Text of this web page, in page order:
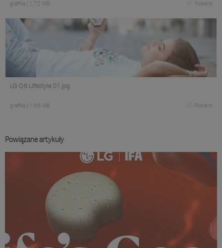
grafika 1,72 MB Pobierz
LG Q6 Lifestyle 01.jpg
grafika 1,96 MB Pobierz
Powiązane artykuły